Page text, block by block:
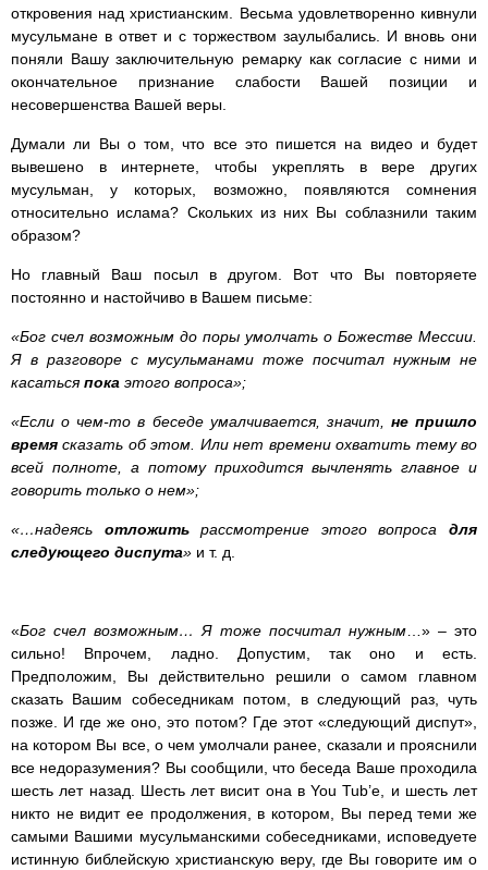
откровения над христианским. Весьма удовлетворенно кивнули
мусульмане в ответ и с торжеством заулыбались. И вновь они
поняли Вашу заключительную ремарку как согласие с ними и
окончательное признание слабости Вашей позиции и
несовершенства Вашей веры.
Думали ли Вы о том, что все это пишется на видео и будет
вывешено в интернете, чтобы укреплять в вере других
мусульман, у которых, возможно, появляются сомнения
относительно ислама? Скольких из них Вы соблазнили таким
образом?
Но главный Ваш посыл в другом. Вот что Вы повторяете
постоянно и настойчиво в Вашем письме:
«Бог счел возможным до поры умолчать о Божестве Мессии.
Я в разговоре с мусульманами тоже посчитал нужным не
касатьсяпока этого вопроса»;
«Если о чем-то в беседе умалчивается, значит, не пришло
времясказать об этом. Или нет времени охватить тему во
всей полноте, а потому приходится вычленять главное и
говорить только о нем»;
«…надеясь отложитьрассмотрение этого вопросадля
следующего диспута» и т. д.
«Бог счел возможным… Я тоже посчитал нужным …» – это
сильно! Впрочем, ладно. Допустим, так оно и есть.
Предположим, Вы действительно решили о самом главном
сказать Вашим собеседникам потом, в следующий раз, чуть
позже. И где же оно, это потом? Где этот «следующий диспут»,
на котором Вы все, о чем умолчали ранее, сказали и прояснили
все недоразумения? Вы сообщили, что беседа Ваше проходила
шесть лет назад. Шесть лет висит она в You Tub’е, и шесть лет
никто не видит ее продолжения, в котором, Вы перед теми же
самыми Вашими мусульманскими собеседниками, исповедуете
истинную библейскую христианскую веру, где Вы говорите им о